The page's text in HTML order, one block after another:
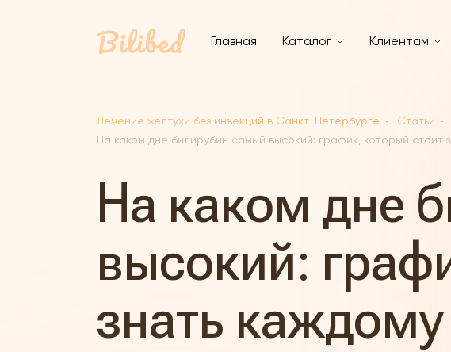
Главная Каталог Клиентам
Лечение желтухи без инъекций в Санкт-Петербурге Статьи
На каком дне билирубин самый высокий: график, который стоит
На каком дне
высокий:
знать